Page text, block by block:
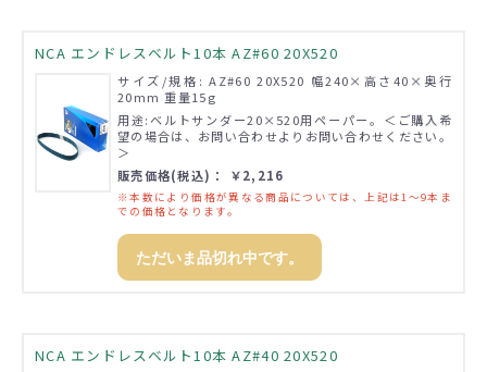
NCA エンドレスベルト10本 AZ#60 20X520
サイズ/規格: AZ#60 20X520 幅240×高さ40×奥行
20mm 重量15g
用途:ベルトサンダー20×520用ペーパー。＜ご購入希
望の場合は、お問い合わせよりお問い合わせください。
＞
販売価格(税込)： ￥2,216
※本数により価格が異なる商品については、上記は1～9本ま
での価格となります。
ただいま品切れ中です。
NCA エンドレスベルト10本 AZ#40 20X520